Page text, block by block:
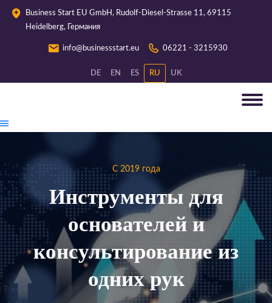
Business Start EU GmbH, Rudolf-Diesel-Strasse 11, 69115
Heidelberg, Германия
info@businessstart.eu 06221 - 3215930
DE EN ES RU UK
С 2019 года
Инструменты для
основателей и
консультирование из
одних рук